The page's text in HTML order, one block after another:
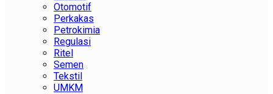
Otomotif
Perkakas
Petrokimia
Regulasi
Ritel
Semen
Tekstil
UMKM